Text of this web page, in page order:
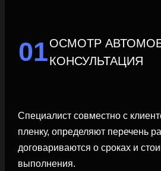
01ОСМОТР
КОНСУЛЬТАЦИЯ
Специалист совместно с
пленку, определяют перечень
договариваются о сроках и
выполнения.